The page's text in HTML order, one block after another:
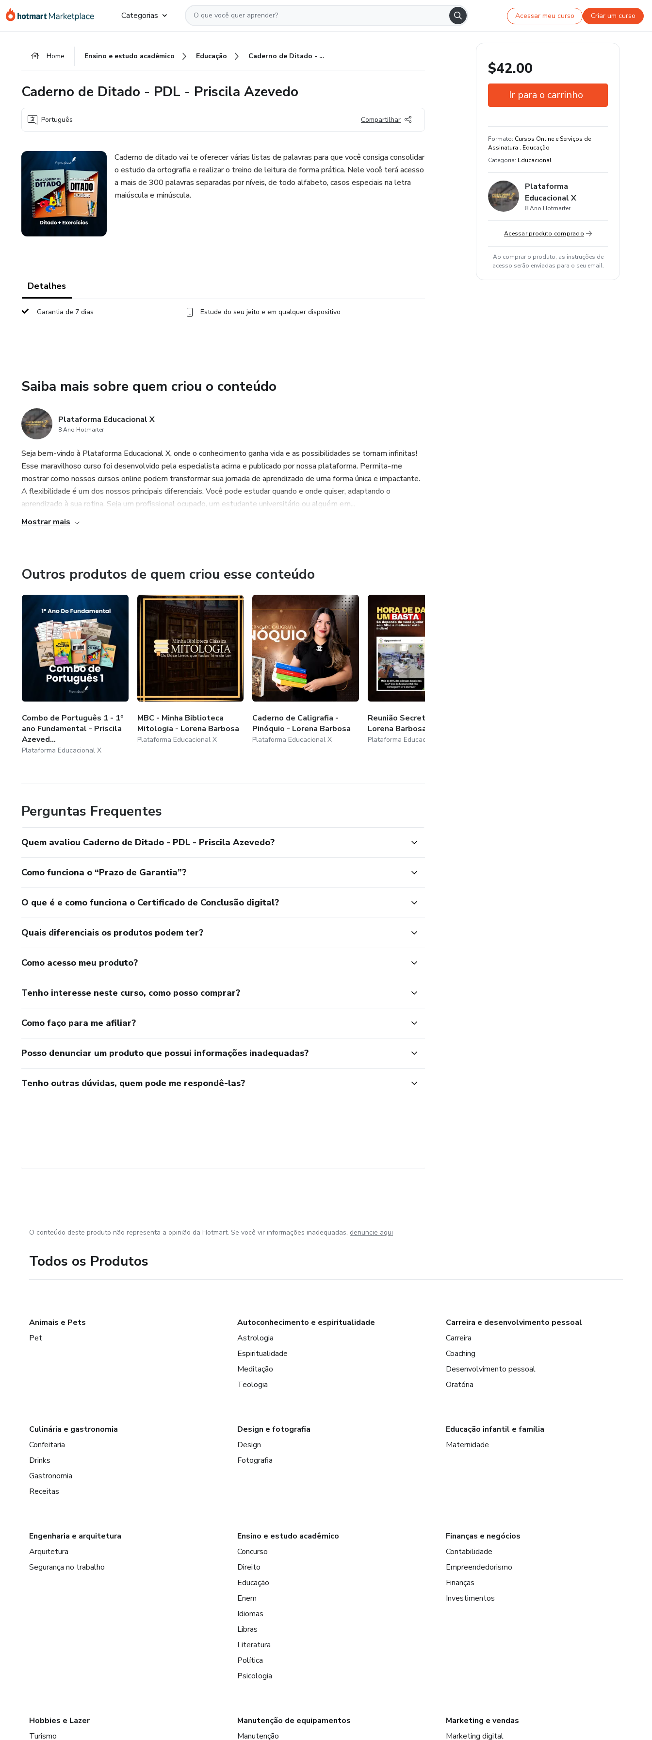
para
para
para
Categorias Acessar meu curso Criar um curso
Home Ensino e estudo acadêmico Educação Caderno de Ditado - PDL - Priscila Azevedo
Caderno de Ditado - PDL - Priscila Azevedo
Português Compartilhar
Caderno de ditado vai te oferecer várias listas de palavras para que você consiga consolidar
o estudo da ortografia e realizar o treino de leitura de forma prática. Nele você terá acesso
a mais de 300 palavras separadas por níveis, de todo alfabeto, casos especiais na letra
maiúscula e minúscula.
Detalhes
Garantia de 7 dias Estude do seu jeito e em qualquer dispositivo
Saiba mais sobre quem criou o conteúdo
Plataforma Educacional X
8 Ano Hotmarter
Seja bem-vindo à Plataforma Educacional X, onde o conhecimento ganha vida e as possibilidades se tornam infinitas!
Esse maravilhoso curso foi desenvolvido pela especialista acima e publicado por nossa plataforma. Permita-me
mostrar como nossos cursos online podem transformar sua jornada de aprendizado de uma forma única e impactante.
A flexibilidade é um dos nossos principais diferenciais. Você pode estudar quando e onde quiser, adaptando o
aprendizado à sua rotina. Seja um profissional ocupado, um estudante universitário ou alguém em...
Mostrar mais
Outros produtos de quem criou esse conteúdo
Combo de Português 1 - 1º
ano Fundamental - Priscila
Azeved...
Plataforma Educacional X
MBC - Minha Biblioteca
Mitologia - Lorena Barbosa
Plataforma Educacional X
Caderno de Caligrafia -
Pinóquio - Lorena Barbosa
Plataforma Educacional X
Reunião Secreta - Conae -
Lorena Barbosa
Plataforma Educacional X
Perguntas Frequentes
Quem avaliou Caderno de Ditado - PDL - Priscila Azevedo?
Como funciona o “Prazo de Garantia”?
O que é e como funciona o Certificado de Conclusão digital?
Quais diferenciais os produtos podem ter?
Como acesso meu produto?
Tenho interesse neste curso, como posso comprar?
Como faço para me afiliar?
Posso denunciar um produto que possui informações inadequadas?
Tenho outras dúvidas, quem pode me respondê-las?
$42.00
Ir para o carrinho
Estude do seu jeito e em qualquer
dispositivo
Formato: Cursos Online e Serviços de
Assinatura . Educação
Categoria: Educacional
Plataforma
Educacional X
8 Ano Hotmarter
Acessar produto comprado
Ao comprar o produto, as instruções de
acesso serão enviadas para o seu email.
O conteúdo deste produto não representa a opinião da Hotmart. Se você vir informações inadequadas, denuncie aqui
Todos os Produtos
Animais e Pets
Pet
Autoconhecimento e espiritualidade
Astrologia
Espiritualidade
Meditação
Teologia
Carreira e desenvolvimento pessoal
Carreira
Coaching
Desenvolvimento pessoal
Oratória
Culinária e gastronomia
Confeitaria
Drinks
Gastronomia
Receitas
Design e fotografia
Design
Fotografia
Educação infantil e família
Maternidade
Engenharia e arquitetura
Arquitetura
Segurança no trabalho
Ensino e estudo acadêmico
Concurso
Direito
Educação
Enem
Idiomas
Libras
Literatura
Política
Psicologia
Finanças e negócios
Contabilidade
Empreendedorismo
Finanças
Investimentos
Hobbies e Lazer
Turismo
Manutenção de equipamentos
Manutenção
Marketing e vendas
Marketing digital